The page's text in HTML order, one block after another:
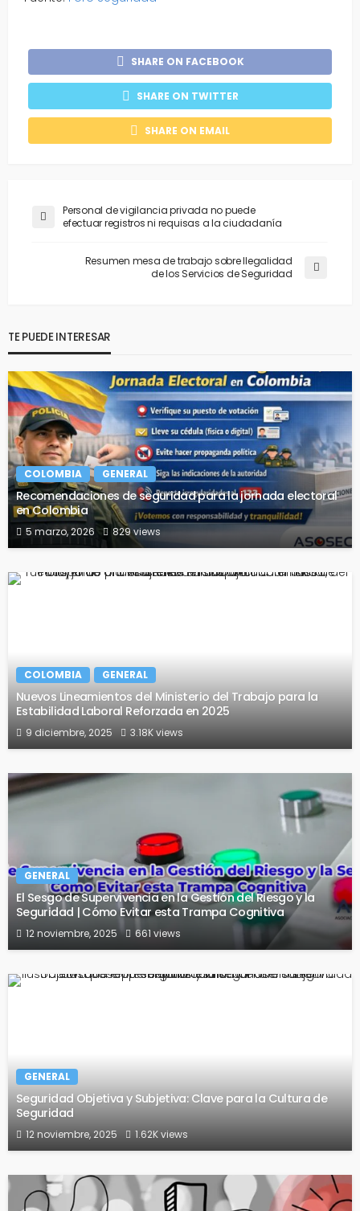
SHARE ON FACEBOOK
SHARE ON TWITTER
SHARE ON EMAIL
Personal de vigilancia privada no puede
efectuar registros ni requisas a la ciudadanía
Resumen mesa de trabajo sobre Ilegalidad
de los Servicios de Seguridad
TE PUEDE INTERESAR
COLOMBIA GENERAL
Recomendaciones de seguridad para la jornada electoral
en Colombia
5 marzo, 2026 829 views
COLOMBIA GENERAL
Nuevos Lineamientos del Ministerio del Trabajo para la
Estabilidad Laboral Reforzada en 2025
9 diciembre, 2025 3.18K views
GENERAL
El Sesgo de Supervivencia en la Gestión del Riesgo y la
Seguridad | Cómo Evitar esta Trampa Cognitiva
12 noviembre, 2025 661 views
GENERAL
Seguridad Objetiva y Subjetiva: Clave para la Cultura de
Seguridad
12 noviembre, 2025 1.62K views